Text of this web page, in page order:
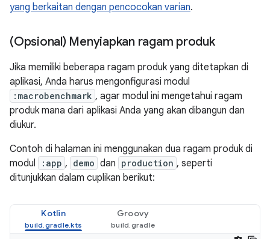
yang berkaitan dengan pencocokan varian.
(Opsional) Menyiapkan ragam produk
Jika memiliki beberapa ragam produk yang ditetapkan di
aplikasi, Anda harus mengonfigurasi modul
:macrobenchmark , agar modul ini mengetahui ragam
produk mana dari aplikasi Anda yang akan dibangun dan
diukur.
Contoh di halaman ini menggunakan dua ragam produk di
modul
:app , demo dan production , seperti
ditunjukkan dalam cuplikan berikut:
Kotlin Groovy